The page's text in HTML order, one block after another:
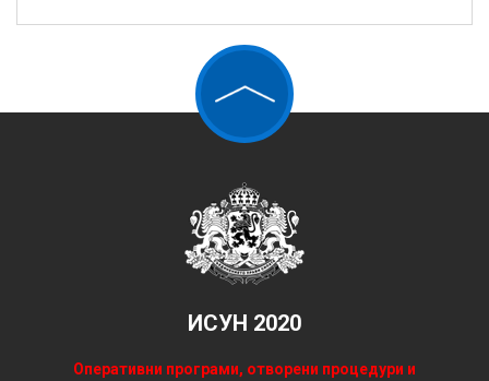
ИСУН 2020
Оперативни програми, отворени процедури и